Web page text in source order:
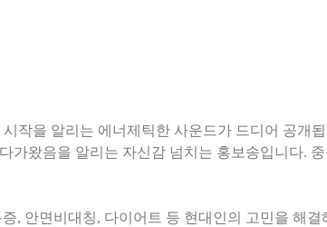
작을 알리는 에너제틱한 사운드가 드디어 공개
가왔음을 알리는 자신감 넘치는 홍보송입니다.
, 안면비대칭, 다이어트 등 현대인의 고민을 해